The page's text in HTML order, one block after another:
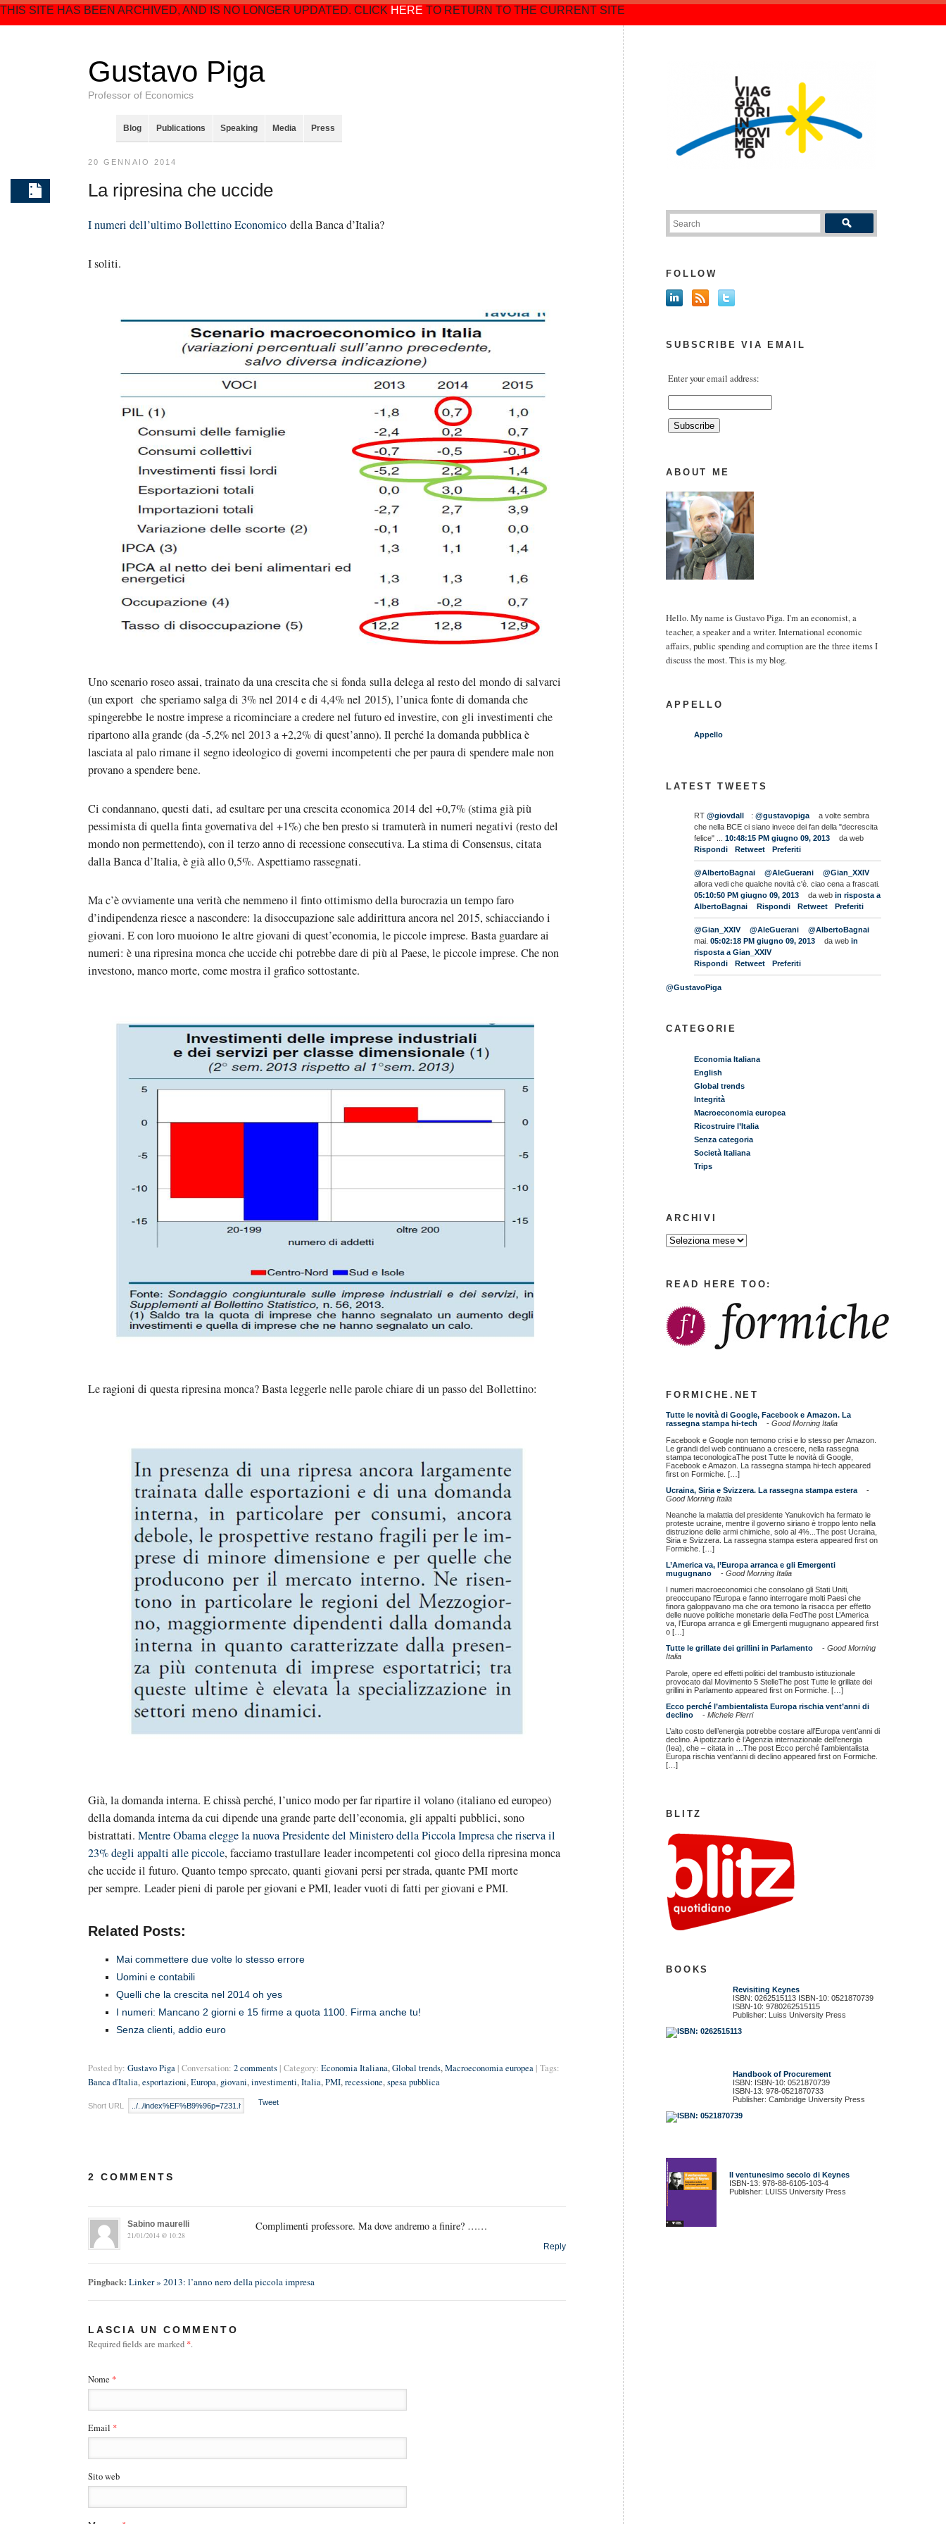
THIS SITE HAS BEEN ARCHIVED, AND IS NO LONGER UPDATED. CLICK HERE TO RETURN TO THE CURRENT SITE
Gustavo Piga
Professor of Economics
Blog Publications Speaking Media Press
20 GENNAIO 2014
La ripresina che uccide
I numeri dell’ultimo Bollettino Economico della Banca d’Italia?
I soliti.
Uno scenario roseo assai, trainato da una crescita che si fonda sulla delega al resto del mondo di salvarci
(un export che speriamo salga di 3% nel 2014 e di 4,4% nel 2015), l’unica fonte di domanda che
spingerebbe le nostre imprese a ricominciare a credere nel futuro ed investire, con gli investimenti che
ripartono alla grande (da -5,2% nel 2013 a +2,2% di quest’anno). Il perché la domanda pubblica è
lasciata al palo rimane il segno ideologico di governi incompetenti che per paura di spendere male non
provano a spendere bene.
Ci condannano, questi dati, ad esultare per una crescita economica 2014 del +0,7% (stima già più
pessimista di quella finta governativa del +1%) che ben presto si tramuterà in numeri negativi (resto del
mondo non permettendo), con il terzo anno di recessione consecutiva. La stima di Consensus, citata
dalla Banca d’Italia, è già allo 0,5%. Aspettiamo rassegnati.
Ma c’è ovviamente una verità che nemmeno il finto ottimismo della burocrazia un tempo faro
d’indipendenza riesce a nascondere: la disoccupazione sale addirittura ancora nel 2015, schiacciando i
giovani. E con loro muoiono le altre giovani di quest’economia, le piccole imprese. Basta guardare ai
numeri: è una ripresina monca che uccide chi potrebbe dare di più al Paese, le piccole imprese. Che non
investono, manco morte, come mostra il grafico sottostante.
Le ragioni di questa ripresina monca? Basta leggerle nelle parole chiare di un passo del Bollettino:
Già, la domanda interna. E chissà perché, l’unico modo per far ripartire il volano (italiano ed europeo)
della domanda interna da cui dipende una grande parte dell’economia, gli appalti pubblici, sono
bistrattati. Mentre Obama elegge la nuova Presidente del Ministero della Piccola Impresa che riserva il
23% degli appalti alle piccole, facciamo trastullare leader incompetenti col gioco della ripresina monca
che uccide il futuro. Quanto tempo sprecato, quanti giovani persi per strada, quante PMI morte
per sempre. Leader pieni di parole per giovani e PMI, leader vuoti di fatti per giovani e PMI.
Related Posts:
Mai commettere due volte lo stesso errore
Uomini e contabili
Quelli che la crescita nel 2014 oh yes
I numeri: Mancano 2 giorni e 15 firme a quota 1100. Firma anche tu!
Senza clienti, addio euro
Posted by: Gustavo Piga | Conversation: 2 comments | Category: Economia Italiana,Global trends,Macroeconomia europea | Tags:
Banca d'Italia,esportazioni,Europa, giovani,investimenti,Italia,PMI,recessione,spesa pubblica
Short URL Tweet
2 COMMENTS
Sabino maurelli
21/01/2014 @ 10:28
Complimenti professore. Ma dove andremo a finire? ……
Reply
Pingback: Linker » 2013: l’anno nero della piccola impresa
LASCIA UN COMMENTO
Required fields are marked *.
Nome *
Email *
Sito web
FOLLOW
SUBSCRIBE VIA EMAIL
Enter your email address:
ABOUT ME
Hello. My name is Gustavo Piga. I'm an economist, a
teacher, a speaker and a writer. International economic
affairs, public spending and corruption are the three items I
discuss the most. This is my blog.
APPELLO
Appello
LATEST TWEETS
RT@giovdall :@gustavopiga
a volte sembra
che nella BCE ci siano invece dei fan della "decrescita
felice" ...
10:48:15 PM giugno 09, 2013
da web
Rispondi
Retweet Preferiti
@AlbertoBagnai @AleGuerani
@Gian_XXIV
allora vedi che qualche novità c'è. ciao cena a frascati.
05:10:50 PM giugno 09, 2013
da web in risposta a
AlbertoBagnai
Rispondi Retweet Preferiti
@Gian_XXIV @AleGuerani
@AlbertoBagnai
mai. 05:02:18 PM giugno 09, 2013 da web in
risposta a Gian_XXIV
Rispondi
Retweet Preferiti
@GustavoPiga
CATEGORIE
Economia Italiana
English
Global trends
Integrità
Macroeconomia europea
Ricostruire l’Italia
Senza categoria
Società Italiana
Trips
ARCHIVI
READ HERE TOO:
FORMICHE.NET
Tutte le novità di Google, Facebook e Amazon. La
rassegna stampa hi-tech
-Good Morning Italia
Facebook e Google non temono crisi e lo stesso per Amazon.
Le grandi del web continuano a crescere, nella rassegna
stampa teconologicaThe post Tutte le novità di Google,
Facebook e Amazon. La rassegna stampa hi-tech appeared
first on Formiche. […]
Ucraina, Siria e Svizzera. La rassegna stampa estera
-
Good Morning Italia
Neanche la malattia del presidente Yanukovich ha fermato le
proteste ucraine, mentre il governo siriano è troppo lento nella
distruzione delle armi chimiche, solo al 4%...The post Ucraina,
Siria e Svizzera. La rassegna stampa estera appeared first on
Formiche. […]
L’America va, l’Europa arranca e gli Emergenti
mugugnano
-Good Morning Italia
I numeri macroeconomici che consolano gli Stati Uniti,
preoccupano l'Europa e fanno interrogare molti Paesi che
finora galoppavano ma che ora temono la risacca per effetto
delle nuove politiche monetarie della FedThe post L’America
va, l’Europa arranca e gli Emergenti mugugnano appeared first
o […]
Tutte le grillate dei grillini in Parlamento
-Good Morning
Italia
Parole, opere ed effetti politici del trambusto istituzionale
provocato dal Movimento 5 StelleThe post Tutte le grillate dei
grillini in Parlamento appeared first on Formiche. […]
Ecco perché l’ambientalista Europa rischia vent’anni di
declino
-Michele Pierri
L’alto costo dell’energia potrebbe costare all’Europa vent’anni di
declino. A ipotizzarlo è l’Agenzia internazionale dell’energia
(Iea), che – citata in …The post Ecco perché l’ambientalista
Europa rischia vent’anni di declino appeared first on Formiche.
[…]
BLITZ
BOOKS
Revisiting Keynes
ISBN: 0262515113 ISBN-10: 0521870739
ISBN-10: 9780262515115
Publisher: Luiss University Press
Handbook of Procurement
ISBN: ISBN-10: 0521870739
ISBN-13: 978-0521870733
Publisher: Cambridge University Press
Il ventunesimo secolo di Keynes
ISBN-13: 978-88-6105-103-4
Publisher: LUISS University Press